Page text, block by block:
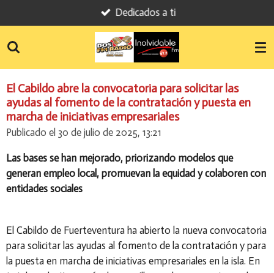
al
contenido
Dedicados a ti
El Cabildo abre la convocatoria para solicitar las
ayudas al fomento de la contratación y puesta en
marcha de iniciativas empresariales
Publicado el 30 de julio de 2025, 13:21
Las bases se han mejorado, priorizando modelos que
generan empleo local, promuevan la equidad y colaboren con
entidades sociales
El Cabildo de Fuerteventura ha abierto la nueva convocatoria
para solicitar las ayudas al fomento de la contratación y para
la puesta en marcha de iniciativas empresariales en la isla. En